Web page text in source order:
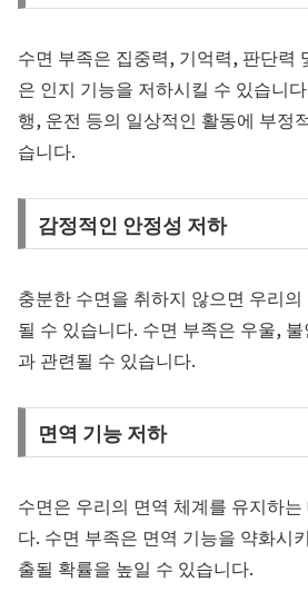
수면 부족은 집중력, 기억력, 판단력
은 인지 기능을 저하시킬 수 있습니
행, 운전 등의 일상적인 활동에 부정
습니다.
감정적인 안정성 저하
충분한 수면을 취하지 않으면 우리
될 수 있습니다. 수면 부족은 우울,
과 관련될 수 있습니다.
면역 기능 저하
수면은 우리의 면역 체계를 유지하
다. 수면 부족은 면역 기능을 약화시
출될 확률을 높일 수 있습니다.